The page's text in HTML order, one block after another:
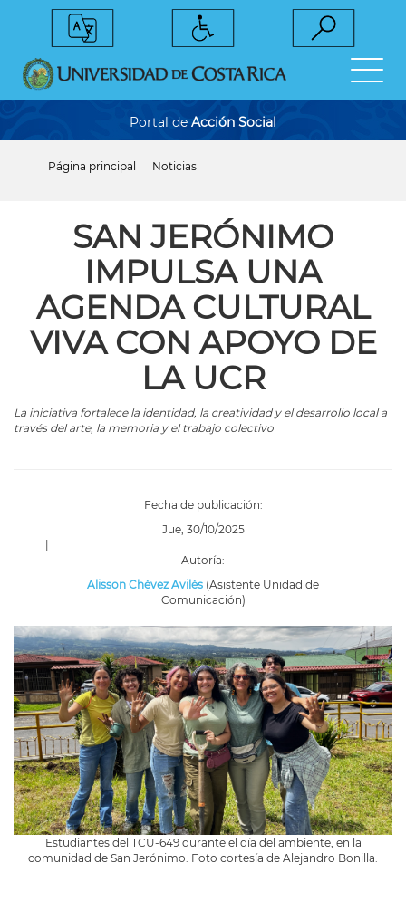
Portal de Acción Social
navegación
Página principal Noticias
SAN JERÓNIMO
IMPULSA UNA
AGENDA CULTURAL
VIVA CON APOYO DE
LA UCR
La iniciativa fortalece la identidad, la creatividad y el desarrollo local a
través del arte, la memoria y el trabajo colectivo
Fecha de publicación:
Jue, 30/10/2025
|
Autoría:
Alisson Chévez Avilés (Asistente Unidad de
Comunicación)
Estudiantes del TCU-649 durante el día del ambiente, en la
comunidad de San Jerónimo. Foto cortesía de Alejandro Bonilla.